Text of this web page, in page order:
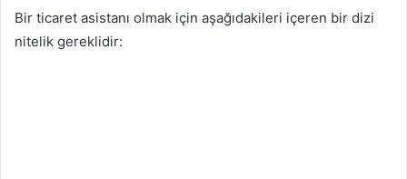
Bir ticaret asistanı olmak için aşağıdakileri içeren bir dizi
nitelik gereklidir: